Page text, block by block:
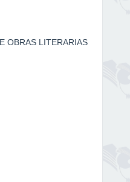
OBRAS LITERARIAS